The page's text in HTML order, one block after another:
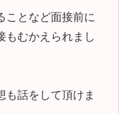
ことなど面接前に
もむかえられまし
も話をして頂けま